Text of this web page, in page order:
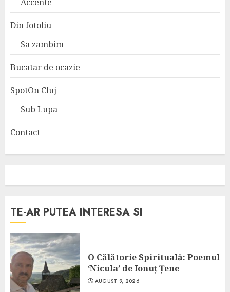
Accente
Din fotoliu
Sa zambim
Bucatar de ocazie
SpotOn Cluj
Sub Lupa
Contact
TE-AR PUTEA INTERESA SI
O Călătorie Spirituală: Poemul
‘Nicula’ de Ionuț Țene
AUGUST 9, 2026